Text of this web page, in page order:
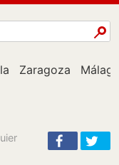
Zaragoza Málaga